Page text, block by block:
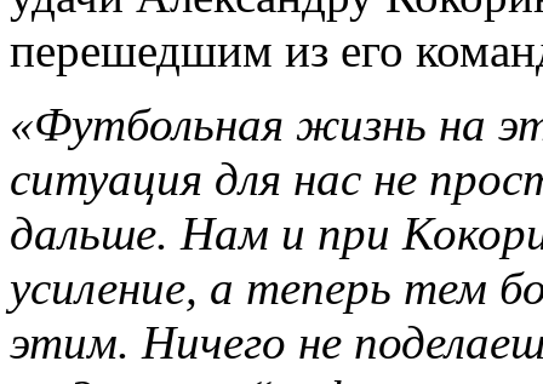
перешедшим из его
«Футбольная жизнь на
ситуация для нас не
дальше. Нам и при
усиление, а теперь тем
этим. Ничего не